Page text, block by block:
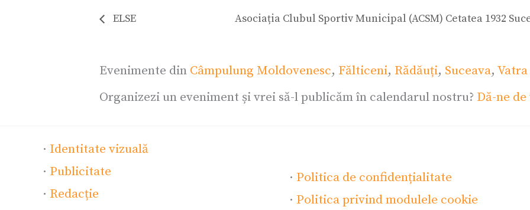
ELSE Asociația Clubul Sportiv Municipal (ACSM) Cetatea 1932
Evenimente din Câmpulung Moldovenesc, Fălticeni, Rădăuți, Suceava,
Organizezi un eveniment și vrei să-l publicăm în calendarul nostru? Dă-ne
· Identitate vizuală
· Publicitate
· Redacție
· Politica de confidențialitate
· Politica privind modulele cookie